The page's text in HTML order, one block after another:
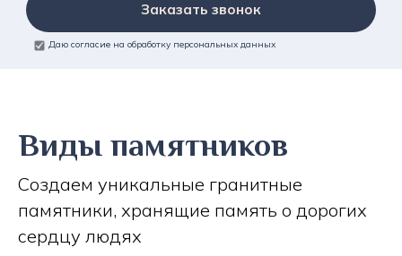
Заказать звонок
Даю согласие на обработку персональных данных
Виды памятников
Создаем уникальные гранитные
памятники, хранящие память о дорогих
сердцу людях